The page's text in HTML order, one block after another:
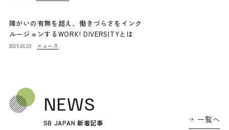
障がいの有無を超え、働きづらさをインク
ルージョンするWORK! DIVERSITYとは
2025.06.03 ニュース
NEWS
SB JAPAN 新着記事 一覧へ